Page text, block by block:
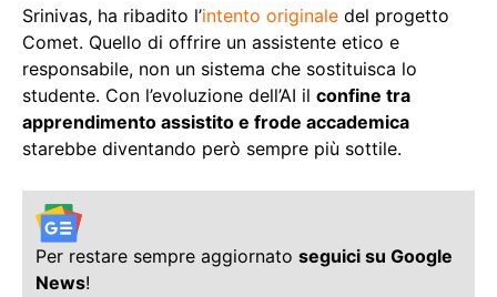
Srinivas, ha ribadito l’intento originale del progetto
Comet. Quello di offrire un assistente etico e
responsabile, non un sistema che sostituisca lo
studente. Con l’evoluzione dell’AI il confine tra
apprendimento assistito e frode accademica
starebbe diventando però sempre più sottile.
Per restare sempre aggiornato seguici su Google
News!